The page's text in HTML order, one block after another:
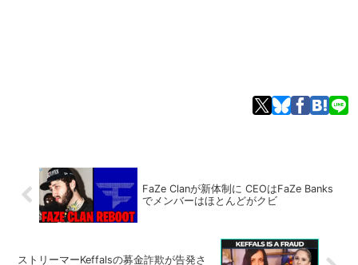
FaZe Clanが新体制に CEOはFaZe Banks
でメンバーはほとんどがクビ
ストリーマーKeffalsの募金詐欺が告発さ